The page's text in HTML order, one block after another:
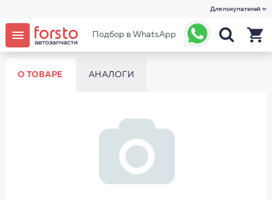
Для покупателей
Подбор в WhatsApp
О ТОВАРЕ АНАЛОГИ